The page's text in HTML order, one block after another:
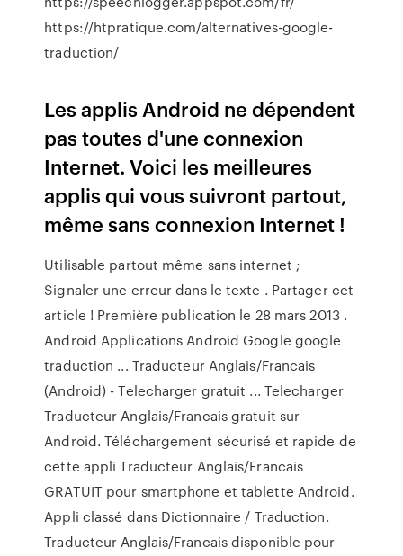
https://htpratique.com/alternatives-google-
traduction/
Les applis Android ne dépendent
pas toutes d'une connexion
Internet. Voici les meilleures
applis qui vous suivront partout,
même sans connexion Internet !
Utilisable partout même sans internet ;
Signaler une erreur dans le texte . Partager cet
article ! Première publication le 28 mars 2013 .
Android Applications Android Google google
traduction ... Traducteur Anglais/Francais
(Android) - Telecharger gratuit ... Telecharger
Traducteur Anglais/Francais gratuit sur
Android. Téléchargement sécurisé et rapide de
cette appli Traducteur Anglais/Francais
GRATUIT pour smartphone et tablette Android.
Appli classé dans Dictionnaire / Traduction.
Traducteur Anglais/Francais disponible pour